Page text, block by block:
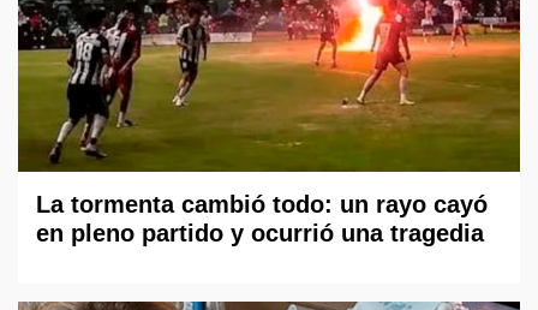
La tormenta cambió todo: un rayo cayó
en pleno partido y ocurrió una tragedia